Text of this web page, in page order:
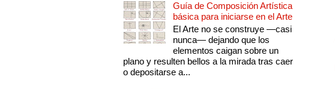
Guía de Composición Artística
básica para iniciarse en el Arte
El Arte no se construye —casi
nunca— dejando que los
elementos caigan sobre un
plano y resulten bellos a la mirada tras caer
o depositarse a...